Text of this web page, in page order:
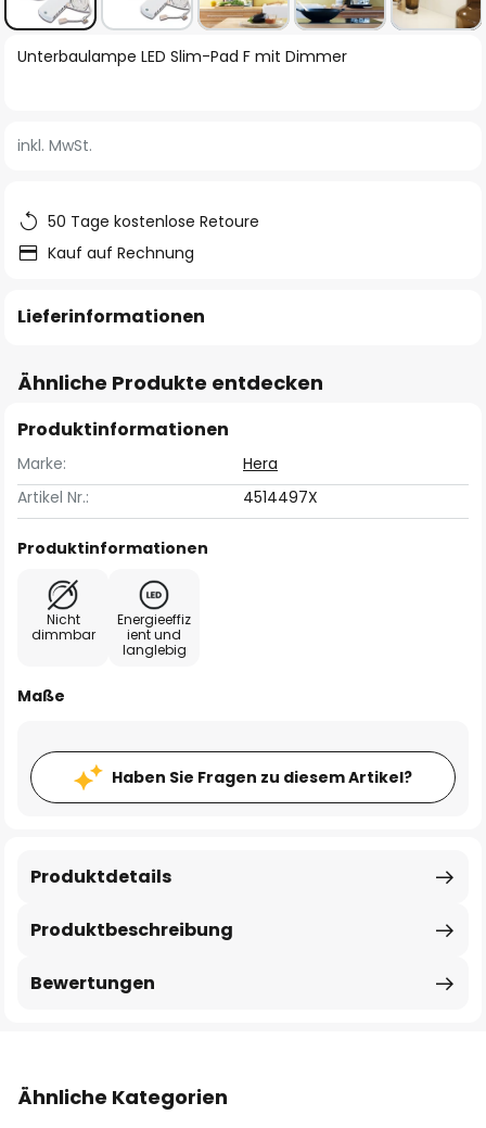
Zum
springen
Unterbaulampe LED Slim-Pad F mit Dimmer
inkl. MwSt.
50 Tage kostenlose Retoure
Kauf auf Rechnung
Lieferinformationen
Ähnliche Produkte entdecken
Produktinformationen
Marke:
Hera
Artikel Nr.:
4514497X
Produktinformationen
Nicht
dimmbar
Energieeffiz
ient und
langlebig
Maße
Haben Sie Fragen zu diesem Artikel?
Produktbeschreibung
Produktdetails
Bewertungen
Ähnliche Kategorien